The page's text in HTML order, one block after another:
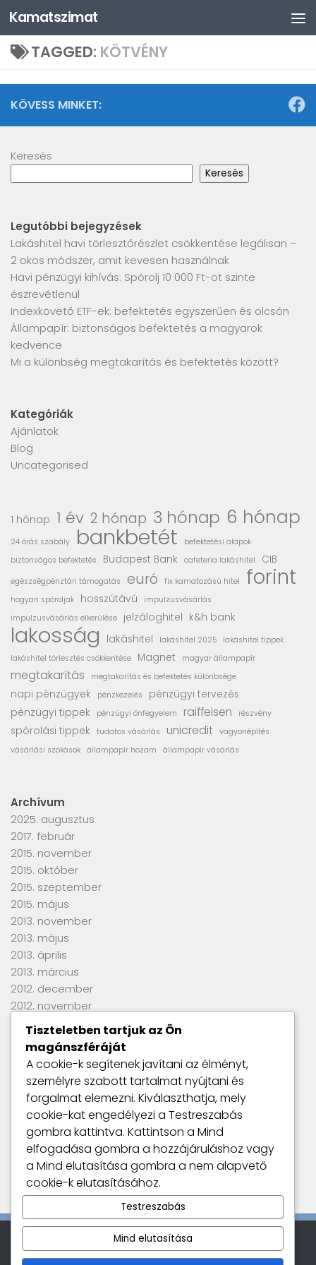
Skip to content
Kamatszimat
TAGGED: KÖTVÉNY
KÖVESS MINKET:
Keresés
Keresés
Legutóbbi bejegyzések
Lakáshitel havi törlesztőrészlet csökkentése legálisan –
2 okos módszer, amit kevesen használnak
Havi pénzügyi kihívás: Spórolj 10 000 Ft-ot szinte
észrevétlenül
Indexkövető ETF-ek: befektetés egyszerűen és olcsón
Állampapír: biztonságos befektetés a magyarok
kedvence
Mi a különbség megtakarítás és befektetés között?
Kategóriák
Ajánlatok
Blog
Uncategorised
1 hónap 1 év 2 hónap 3 hónap 6 hónap
24 órás szabály bankbetét
befektetési alapok
biztonságos befektetés
Budapest Bank cafeteria lakáshitel CIB
egészségpénztári támogatás euró fix kamatozású hitel forint
hogyan spóroljak hosszútávú
impulzusvásárlás
impulzusvásárlás elkerülése
jelzáloghitel k&h bank
lakosság lakáshitel lakáshitel 2025
lakáshitel tippek
lakáshitel törlesztés csökkentése
Magnet magyar állampapír
megtakarítás megtakarítás és befektetés különbsége
napi pénzügyek pénzkezelés
pénzügyi tervezés
pénzügyi tippek
pénzügyi önfegyelem raiffeisen részvény
spórolási tippek tudatos vásárlás unicredit vagyonépítés
vásárlási szokások állampapír hozam állampapír vásárlás
Archívum
2025. augusztus
2017. február
2015. november
2015. október
2015. szeptember
2015. május
2013. november
2013. május
2013. április
2013. március
2012. december
2012. november
2012. szeptember
2012. június
2012. április
2012. március
2012. január
2011. szeptember
Utolsó kommentek
Nincs megjeleníthető bejegyzés.
Tiszteletben tartjuk az Ön
magánszféráját
A cookie-k segítenek javítani az élményt,
személyre szabott tartalmat nyújtani és
forgalmat elemezni. Kiválaszthatja, mely
cookie-kat engedélyezi a Testreszabás
gombra kattintva. Kattintson a Mind
elfogadása gombra a hozzájáruláshoz vagy
a Mind elutasítása gombra a nem alapvető
cookie-k elutasításához.
Testreszabás
Mind elutasítása